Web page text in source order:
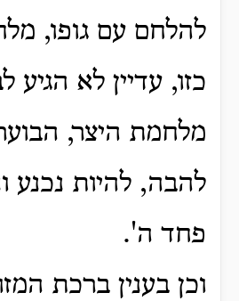
להלחם עם גופו,
כזו, עדיין לא הגיע
מלחמת היצר,
להבה, להיות נכנע
פחד ה'.
וכן בענין ברכת